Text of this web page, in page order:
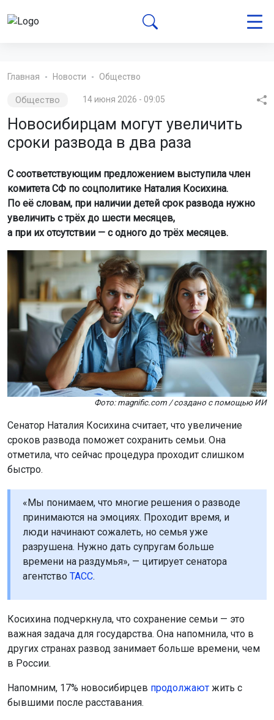
Главная Новости Общество
Общество 14 июня 2026 - 09:05
Новосибирцам могут увеличить
сроки развода в два раза
С соответствующим предложением выступила член
комитета СФ по соцполитике Наталия Косихина.
По её словам, при наличии детей срок развода нужно
увеличить с трёх до шести месяцев,
а при их отсутствии — с одного до трёх месяцев.
Фото: magnific.com / создано с помощью ИИ
Сенатор Наталия Косихина считает, что увеличение
сроков развода поможет сохранить семьи. Она
отметила, что сейчас процедура проходит слишком
быстро.
«Мы понимаем, что многие решения о разводе
принимаются на эмоциях. Проходит время, и
люди начинают сожалеть, но семья уже
разрушена. Нужно дать супругам больше
времени на раздумья», — цитирует сенатора
агентство ТАСС.
Косихина подчеркнула, что сохранение семьи — это
важная задача для государства. Она напомнила, что в
других странах развод занимает больше времени, чем
в России.
Напомним, 17% новосибирцев продолжают жить с
бывшими после расставания.